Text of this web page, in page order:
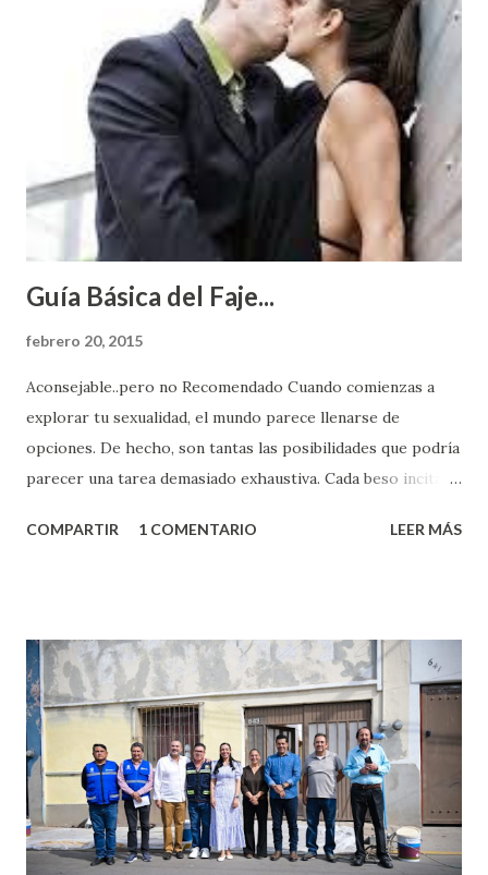
Guía Básica del Faje...
febrero 20, 2015
Aconsejable..pero no Recomendado Cuando comienzas a
explorar tu sexualidad, el mundo parece llenarse de
opciones. De hecho, son tantas las posibilidades que podría
parecer una tarea demasiado exhaustiva. Cada beso incita
partes de ti que jamás hubieras imaginado. El problema es
conoces ni la mitad de lo que deberías saber. Pero incluso
quienes ya han tenido relaciones sexuales no son expertos
o expertas en el tema. Siempre hay algo nuevo que
aprender y nuevas experiencias que conocer. Si eres una
chica y aún no has tenido relaciones sexuales, tal vez
pienses que el sexo será increíble y no puedas esperar para
experimentarlo, pero como cualquier persona con
COMPARTIR 1 COMENTARIO LEER MÁS